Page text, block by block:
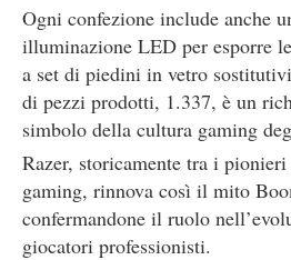
Ogni confezione include anche
illuminazione LED per esporre
a set di piedini in vetro
di pezzi prodotti, 1.337, è un
simbolo della cultura gaming
Razer, storicamente tra i
gaming, rinnova così il mito
confermandone il ruolo
giocatori professionisti.